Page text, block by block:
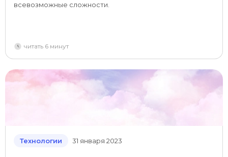
всевозможные сложности.
читать 6 минут
Технологии 31 января 2023